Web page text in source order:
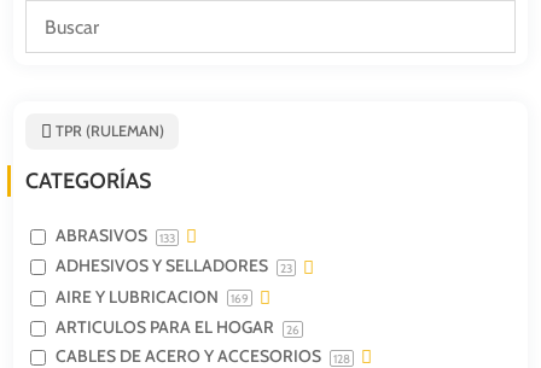
TPR (RULEMAN)
CATEGORÍAS
ABRASIVOS 133
ADHESIVOS Y SELLADORES 23
AIRE Y LUBRICACION 169
ARTICULOS PARA EL HOGAR 26
CABLES DE ACERO Y ACCESORIOS 128